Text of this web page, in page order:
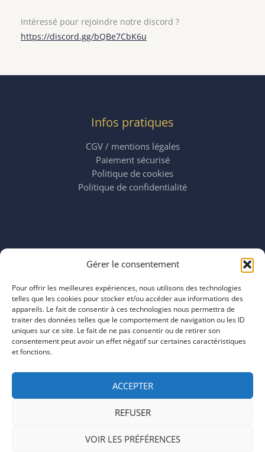
Gérer le consentement
Pour offrir les meilleures expériences, nous utilisons des technologies
telles que les cookies pour stocker et/ou accéder aux informations des
appareils. Le fait de consentir à ces technologies nous permettra de
traiter des données telles que le comportement de navigation ou les ID
uniques sur ce site. Le fait de ne pas consentir ou de retirer son
consentement peut avoir un effet négatif sur certaines caractéristiques
et fonctions.
ACCEPTER
REFUSER
VOIR LES PRÉFÉRENCES
Intéressé pour rejoindre notre discord ?
https://discord.gg/bQBe7CbK6u
Infos pratiques
CGV / mentions légales
Paiement sécurisé
Politique de cookies
Politique de confidentialité
mardi 11:00–23:00
jeudi 11:00–23:00
vendredi 11:00–23:00
samedi 11:00–20:00
dimanche 11:00–20:00